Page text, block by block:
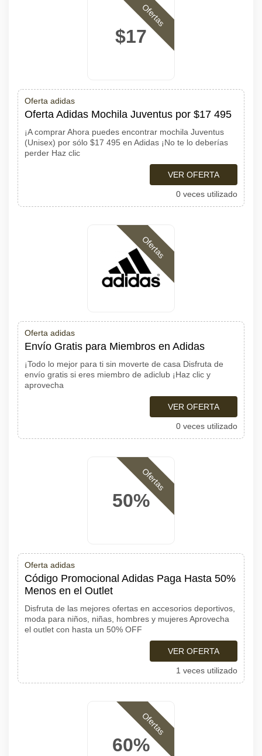
$17
Ofertas
Oferta adidas
Oferta Adidas Mochila Juventus por $17 495
¡A comprar Ahora puedes encontrar mochila Juventus
(Unisex) por sólo $17 495 en Adidas ¡No te lo deberías
perder Haz clic
VER OFERTA
0 veces utilizado
Ofertas
Oferta adidas
Envío Gratis para Miembros en Adidas
¡Todo lo mejor para ti sin moverte de casa Disfruta de
envío gratis si eres miembro de adiclub ¡Haz clic y
aprovecha
VER OFERTA
0 veces utilizado
50%
Ofertas
Oferta adidas
Código Promocional Adidas Paga Hasta 50%
Menos en el Outlet
Disfruta de las mejores ofertas en accesorios deportivos,
moda para niños, niñas, hombres y mujeres Aprovecha
el outlet con hasta un 50% OFF
VER OFERTA
1 veces utilizado
60%
Ofertas